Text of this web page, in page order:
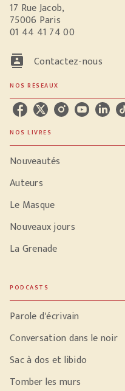
17 Rue Jacob,
75006 Paris
01 44 41 74 00
contacts Contactez-nous
NOS RÉSEAUX
NOS LIVRES
Nouveautés
Auteurs
Le Masque
Nouveaux jours
La Grenade
PODCASTS
Parole d'écrivain
Conversation dans le noir
Sac à dos et libido
Tomber les murs